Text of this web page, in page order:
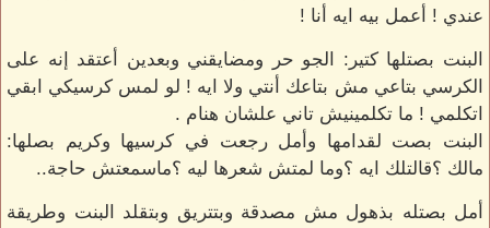
عندي ! أعمل بيه ايه أنا !
البنت بصتلها كتير: الجو حر ومضايقني وبعدين أعتقد إنه على
الكرسي بتاعي مش بتاعك أنتي ولا ايه ! لو لمس كرسيكي ابقي
اتكلمي ! ما تكلمينيش تاني علشان هنام .
البنت بصت لقدامها وأمل رجعت في كرسيها وكريم بصلها:
مالك ؟قالتلك ايه ؟وما لمتش شعرها ليه ؟ماسمعتش حاجة..
أمل بصتله بذهول مش مصدقة وبتتريق وبتقلد البنت وطريقة